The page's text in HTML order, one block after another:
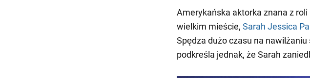
Amerykańska aktorka znana z
wielkim mieście, Sarah Jessica
Spędza dużo czasu na
podkreśla jednak, że Sarah